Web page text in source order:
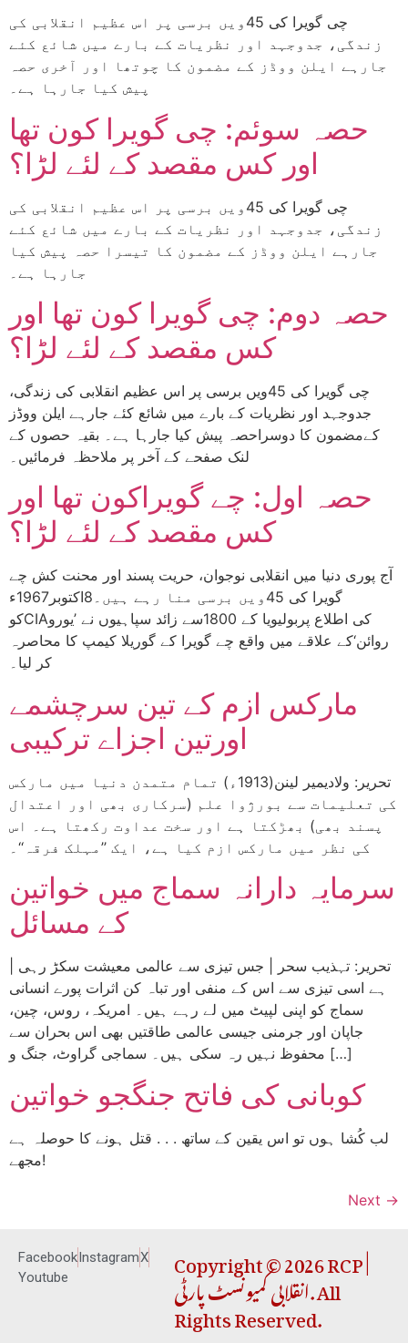
چی گویرا کی 45ویں برسی پر اس عظیم انقلابی کی
زندگی، جدوجہد اور نظریات کے بارے میں شائع کئے
جارہے ایلن ووڈز کے مضمون کا چوتھا اور آخری حصہ
پیش کیا جارہا ہے۔
حصہ سوئم: چی گویرا کون تھا
اور کس مقصد کے لئے لڑا؟
چی گویرا کی 45ویں برسی پر اس عظیم انقلابی کی
زندگی، جدوجہد اور نظریات کے بارے میں شائع کئے
جارہے ایلن ووڈز کے مضمون کا تیسرا حصہ پیش کیا
جارہا ہے۔
حصہ دوم: چی گویرا کون تھا اور
کس مقصد کے لئے لڑا؟
چی گویرا کی 45ویں برسی پر اس عظیم انقلابی کی زندگی،
جدوجہد اور نظریات کے بارے میں شائع کئے جارہے ایلن ووڈز
کےمضمون کا دوسراحصہ پیش کیا جارہا ہے۔ بقیہ حصوں کے
لنک صفحے کے آخر پر ملاحظہ فرمائیں۔
حصہ اول: چے گویراکون تھا اور
کس مقصد کے لئے لڑا؟
آج پوری دنیا میں انقلابی نوجوان، حریت پسند اور محنت کش چے
گویرا کی 45ویں برسی منا رہے ہیں۔8اکتوبر1967ء
کوCIAکی اطلاع پربولیویا کے 1800سے زائد سپاہیوں نے ’یورو
روائن‘کے علاقے میں واقع چے گویرا کے گوریلا کیمپ کا محاصرہ
کر لیا۔
مارکس ازم کے تین سرچشمے
اورتین اجزاے ترکیبی
تحریر: ولادیمیر لینن(1913ء) تمام متمدن دنیا میں مارکس
کی تعلیمات سے بورژوا علم (سرکاری بھی اور اعتدال
پسند بھی) بھڑکتا ہے اور سخت عداوت رکھتا ہے۔ اس
کی نظر میں مارکس ازم کیا ہے، ایک ’’مہلک فرقہ‘‘۔
سرمایہ دارانہ سماج میں خواتین
کے مسائل
ہے اسی تیزی سے اس کے منفی اور تباہ کن اثرات پورے انسانی
سماج کو اپنی لپیٹ میں لے رہے ہیں۔ امریکہ، روس، چین،
جاپان اور جرمنی جیسی عالمی طاقتیں بھی اس بحران سے
محفوظ نہیں رہ سکی ہیں۔ سماجی گراوٹ، جنگ و […]
کوبانی کی فاتح جنگجو خواتین
لب کُشا ہوں تو اس یقین کے ساتھ . . . قتل ہونے کا حوصلہ ہے
مجھے!
Next →
FacebookInstagramX
Youtube
Copyright © 2026 RCP |
انقلابی کمیونسٹ پارٹی. All
Rights Reserved.